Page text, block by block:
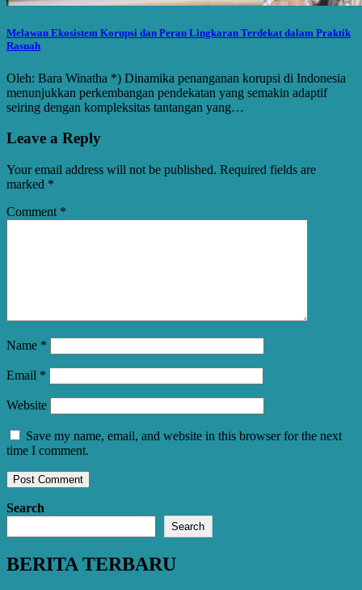
Melawan Ekosistem Korupsi dan Peran Lingkaran Terdekat dalam Praktik
Rasuah
Oleh: Bara Winatha *) Dinamika penanganan korupsi di Indonesia
menunjukkan perkembangan pendekatan yang semakin adaptif
seiring dengan kompleksitas tantangan yang…
Leave a Reply
Your email address will not be published. Required fields are
marked *
Comment *
Name *
Email *
Website
Save my name, email, and website in this browser for the next
time I comment.
Search
Search
BERITA TERBARU